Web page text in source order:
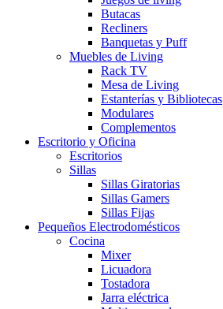
Butacas
Recliners
Banquetas y Puff
Muebles de Living
Rack TV
Mesa de Living
Estanterías y Bibliotecas
Modulares
Complementos
Escritorio y Oficina
Escritorios
Sillas
Sillas Giratorias
Sillas Gamers
Sillas Fijas
Pequeños Electrodomésticos
Cocina
Mixer
Licuadora
Tostadora
Jarra eléctrica